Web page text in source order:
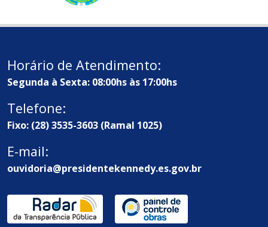
Horário de Atendimento:
Segunda à Sexta: 08:00hs às 17:00hs
Telefone:
Fixo: (28) 3535-3603 (Ramal 1025)
E-mail:
ouvidoria@presidentekennedy.es.gov.br